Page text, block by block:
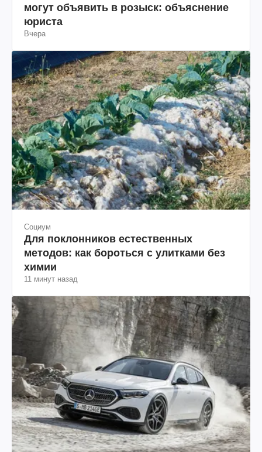
могут объявить в розыск: объяснение
юриста
Вчера
Социум
Для поклонников естественных
методов: как бороться с улитками без
химии
11 минут назад